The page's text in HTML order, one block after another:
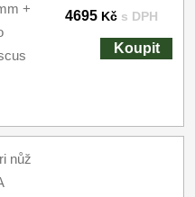
+
4695 Kč s DPH
Koupit
nůž